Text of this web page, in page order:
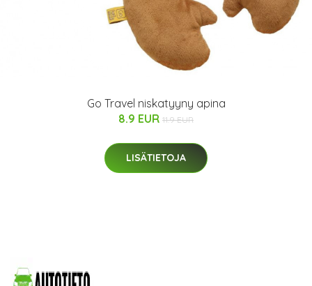
Go Travel niskatyyny apina
8.9 EUR 11.9 EUR
LISÄTIETOJA